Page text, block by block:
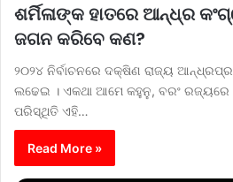
ଶର୍ମିଳାଙ୍କ ହାତରେ ଆନ୍ଧ୍ର
ଜଗନ କରିବେ କଣ?
୨୦୨୪ ନିର୍ବାଚନରେ ଦକ୍ଷିଣ ରାଜ୍ୟ
ଲଢେଇ । ଏକଥା ଆମେ କହୁନୁ, ବରଂ ରଜ୍ୟରେ
ପରିସ୍ଥିତି ଏହି…
Read More »